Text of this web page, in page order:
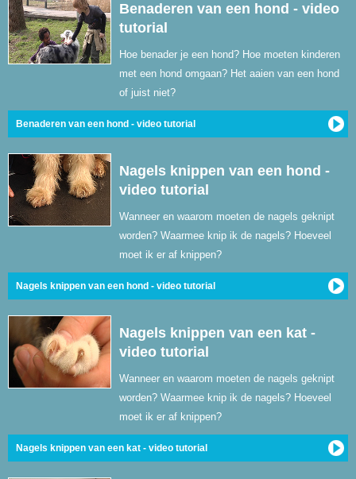
Benaderen van een hond - video
tutorial
Hoe benader je een hond? Hoe moeten kinderen
met een hond omgaan? Het aaien van een hond
of juist niet?
Benaderen van een hond - video tutorial
Nagels knippen van een hond -
video tutorial
Wanneer en waarom moeten de nagels geknipt
worden? Waarmee knip ik de nagels? Hoeveel
moet ik er af knippen?
Nagels knippen van een hond - video tutorial
Nagels knippen van een kat -
video tutorial
Wanneer en waarom moeten de nagels geknipt
worden? Waarmee knip ik de nagels? Hoeveel
moet ik er af knippen?
Nagels knippen van een kat - video tutorial